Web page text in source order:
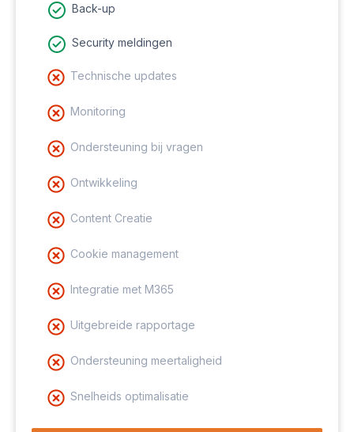
Back-up
Security meldingen
Technische updates
Monitoring
Ondersteuning bij vragen
Ontwikkeling
Content Creatie
Cookie management
Integratie met M365
Uitgebreide rapportage
Ondersteuning meertaligheid
Snelheids optimalisatie